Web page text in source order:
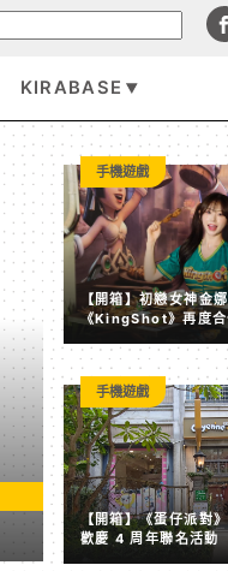
KIRABASE
手機遊戲
【開箱】《蛋
【開箱】初戀女神金
《KingShot》再度合
楓、柒息地推出「國
手機遊戲
【開箱】《蛋仔派對
歡慶 4 周年聯名活動
手機遊戲